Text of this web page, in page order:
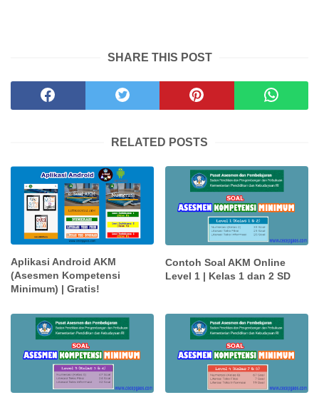
SHARE THIS POST
RELATED POSTS
Aplikasi Android AKM
(Asesmen Kompetensi
Minimum) | Gratis!
Contoh Soal AKM Online
Level 1 | Kelas 1 dan 2 SD